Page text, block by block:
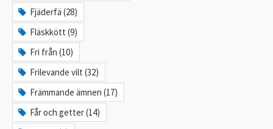
Fjäderfä (28)
Fläskkött (9)
Fri från (10)
Frilevande vilt (32)
Främmande ämnen (17)
Får och getter (14)